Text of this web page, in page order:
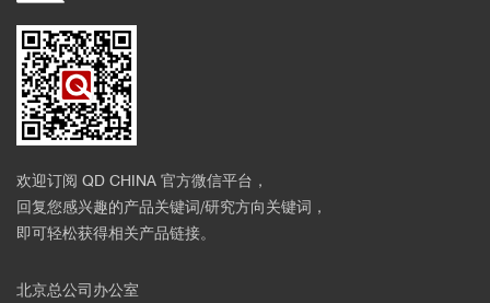
欢迎订阅 QD CHINA 官方微信平台，
回复您感兴趣的产品关键词/研究方向关键词，
即可轻松获得相关产品链接。
北京总公司办公室